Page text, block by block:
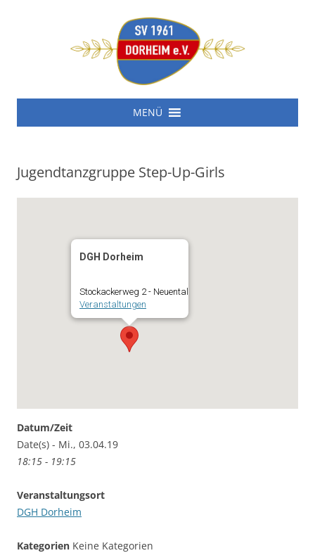
SV 1961 Dorheim e.V.
Zum
MENÜ
Jugendtanzgruppe Step-Up-Girls
DGH Dorheim
Stockackerweg 2 - Neuental
Veranstaltungen
Datum/Zeit
Date(s) - Mi., 03.04.19
18:15 - 19:15
Veranstaltungsort
DGH Dorheim
Kategorien Keine Kategorien